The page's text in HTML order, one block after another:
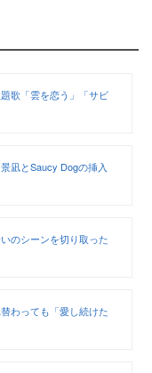
歌「雲を恋う」「サビ
凪とSaucy Dogの挿入
のシーンを切り取った
わっても「愛し続けた